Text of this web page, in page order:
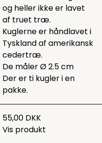
og heller ikke er lavet
af truet træ.
Kuglerne er håndlavet i
Tyskland af amerikansk
cedertræ.
De måler Ø 2.5 cm
Der er ti kugler i en
pakke.
55,00 DKK
Vis produkt